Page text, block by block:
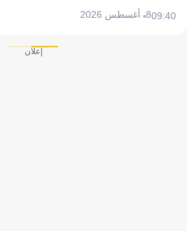
09:408 أغسطس 2026
إعلان